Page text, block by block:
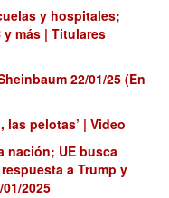
y hospitales;
y más | Titulares
22/01/25 (En
las pelotas’ | Video
nación; UE busca
a Trump y
2025